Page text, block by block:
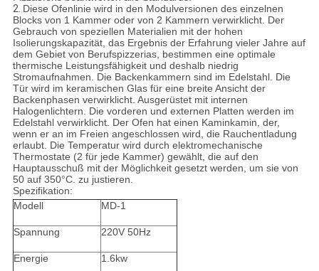
2. Diese Ofenlinie wird in den Modulversionen des einzelnen
Blocks von 1 Kammer oder von 2 Kammern verwirklicht. Der
Gebrauch von speziellen Materialien mit der hohen
Isolierungskapazität, das Ergebnis der Erfahrung vieler Jahre auf
dem Gebiet von Berufspizzerias, bestimmen eine optimale
thermische Leistungsfähigkeit und deshalb niedrig
Stromaufnahmen. Die Backenkammern sind im Edelstahl. Die
Tür wird im keramischen Glas für eine breite Ansicht der
Backenphasen verwirklicht. Ausgerüstet mit internen
Halogenlichtern. Die vorderen und externen Platten werden im
Edelstahl verwirklicht. Der Ofen hat einen Kaminkamin, der,
wenn er an im Freien angeschlossen wird, die Rauchentladung
erlaubt. Die Temperatur wird durch elektromechanische
Thermostate (2 für jede Kammer) gewählt, die auf den
Hauptausschuß mit der Möglichkeit gesetzt werden, um sie von
50 auf 350°C. zu justieren.
Spezifikation:
Modell
MD-1
Spannung 220V 50Hz
Energie 1.6kw